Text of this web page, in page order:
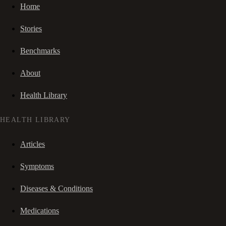
Home
Stories
Benchmarks
About
Health Library
HEALTH LIBRARY
Articles
Symptoms
Diseases & Conditions
Medications